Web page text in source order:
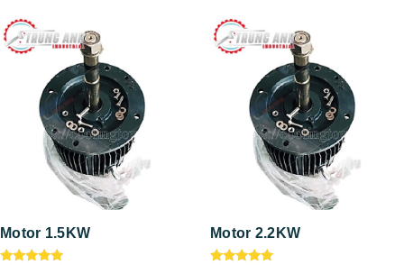
Motor 1.5KW Motor 2.2KW